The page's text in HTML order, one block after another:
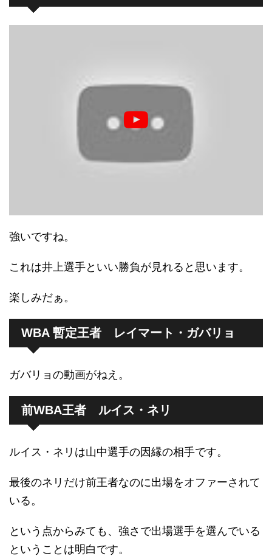
強いですね。
これは井上選手といい勝負が見れると思います。
楽しみだぁ。
WBA 暫定王者 レイマート・ガバリョ
ガバリョの動画がねえ。
前WBA王者 ルイス・ネリ
ルイス・ネリは山中選手の因縁の相手です。
最後のネリだけ前王者なのに出場をオファーされて
いる。
という点からみても、強さで出場選手を選んでいる
ということは明白です。